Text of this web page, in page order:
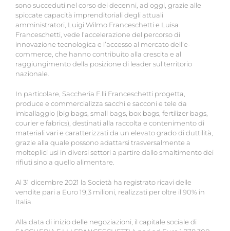
sono succeduti nel corso dei decenni, ad oggi, grazie alle
spiccate capacità imprenditoriali degli attuali
amministratori, Luigi Wilmo Franceschetti e Luisa
Franceschetti, vede l’accelerazione del percorso di
innovazione tecnologica e l’accesso al mercato dell’e-
commerce, che hanno contribuito alla crescita e al
raggiungimento della posizione di leader sul territorio
nazionale.
In particolare, Saccheria F.lli Franceschetti progetta,
produce e commercializza sacchi e sacconi e tele da
imballaggio (big bags, small bags, box bags, fertilizer bags,
courier e fabrics), destinati alla raccolta e contenimento di
materiali vari e caratterizzati da un elevato grado di duttilità,
grazie alla quale possono adattarsi trasversalmente a
molteplici usi in diversi settori a partire dallo smaltimento dei
rifiuti sino a quello alimentare.
Al 31 dicembre 2021 la Società ha registrato ricavi delle
vendite pari a Euro 19,3 milioni, realizzati per oltre il 90% in
Italia.
Alla data di inizio delle negoziazioni, il capitale sociale di